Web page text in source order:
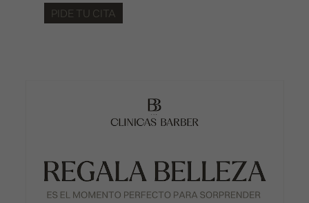
PIDE TU CITA
SONRISA GINGIVAL
REVIVE